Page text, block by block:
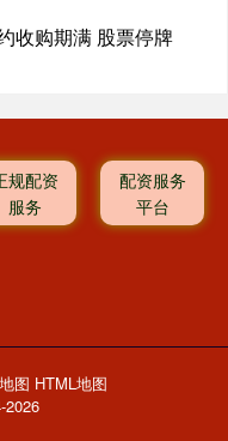
收购期满 股票停牌
规配资
服务
配资服务
平台
图 HTML地图
2026